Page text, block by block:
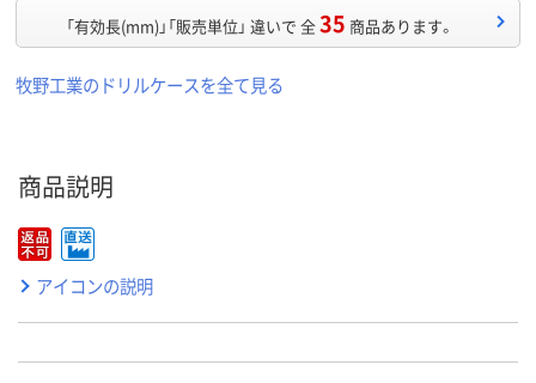
「有効長(mm)」「販売単位」 違いで 全35 商品あります。
牧野工業のドリルケースを全て見る
商品説明
アイコンの説明